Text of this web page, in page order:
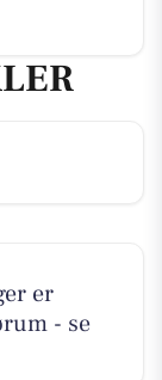
er
- se